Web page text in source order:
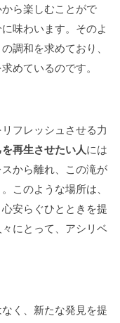
ら楽しむことがで
味わいます。そのよ
調和を求めており、
めているのです。
フレッシュさせる力
再生させたい人には
から離れ、この滝が
このような場所は、
安らぐひとときを提
にとって、アシリベ
く、新たな発見を提